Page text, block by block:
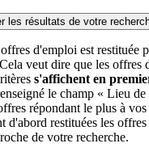
les résultats de votre
d'emploi est restituée
veut dire que les offres
s'affichent en
le champ « Lieu
répondant le plus à
d'abord restituées les
de votre recherche.